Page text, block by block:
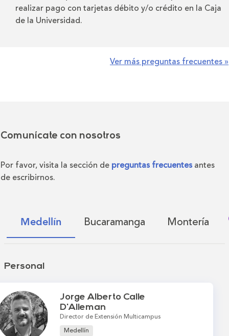
realizar pago con tarjetas débito y/o crédito en la Caja
de la Universidad.
Ver más preguntas frecuentes »
Comunícate con nosotros
Por favor, visita la sección de preguntas frecuentes antes
de escribirnos.
Medellín Bucaramanga Montería
Personal
Jorge Alberto Calle
D'Alleman
Director de Extensión Multicampus
Medellín